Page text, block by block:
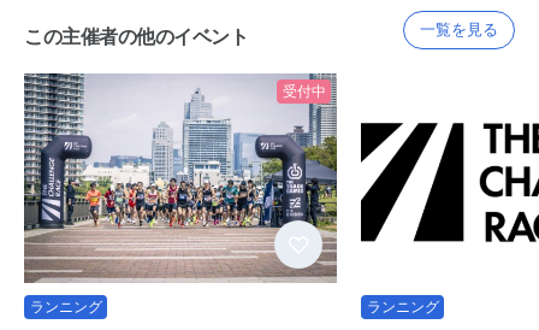
この主催者の他のイベント 一覧を見る
受付中
ランニング ランニング